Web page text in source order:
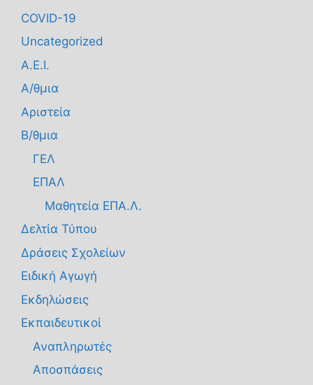
COVID-19
Uncategorized
Α.Ε.Ι.
Α/θμια
Αριστεία
Β/θμια
ΓΕΛ
ΕΠΑΛ
Μαθητεία ΕΠΑ.Λ.
Δελτία Τύπου
Δράσεις Σχολείων
Ειδική Αγωγή
Εκδηλώσεις
Εκπαιδευτικοί
Αναπληρωτές
Αποσπάσεις